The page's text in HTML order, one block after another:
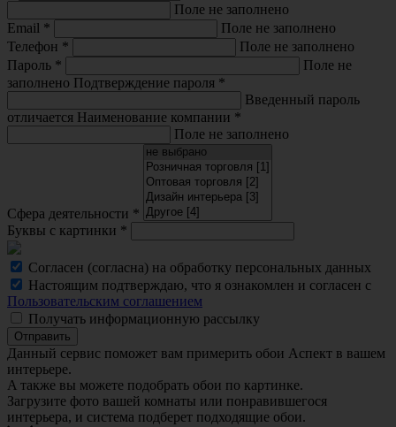
Поле не заполнено
Email *
Поле не заполнено
Телефон *
Поле не заполнено
Пароль *
Поле не
заполнено Подтверждение пароля *
Введенный пароль
отличается Наименование компании *
Поле не заполнено
Сфера деятельности *
Буквы с картинки *
Согласен (согласна) на обработку персональных данных
Настоящим подтверждаю, что я ознакомлен и согласен с
Пользовательским соглашением
Получать информационную рассылку
Отправить
Данный сервис поможет вам примерить обои Аспект в вашем
интерьере.
A также вы можете подобрать обои по картинке.
Загрузите фото вашей комнаты или понравившегося
интерьера, и система подберет подходящие обои.